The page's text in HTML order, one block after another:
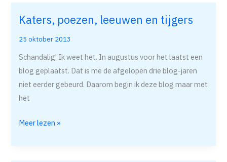
Katers, poezen, leeuwen en tijgers
25 oktober 2013
Schandalig! Ik weet het. In augustus voor het laatst een
blog geplaatst. Dat is me de afgelopen drie blog-jaren
niet eerder gebeurd. Daarom begin ik deze blog maar met
het
Katers,
en
tijgers
Meer lezen »